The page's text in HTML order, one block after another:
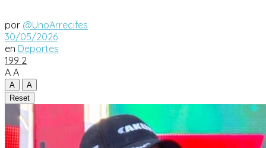
por @UnoArrecifes
30/05/2026
en Deportes
199 2
A A
A
A
Reset